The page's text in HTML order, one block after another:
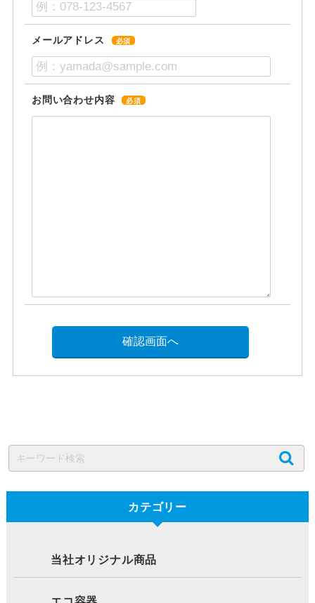
メールアドレス 必須
お問い合わせ内容 必須
カテゴリー
当社オリジナル商品